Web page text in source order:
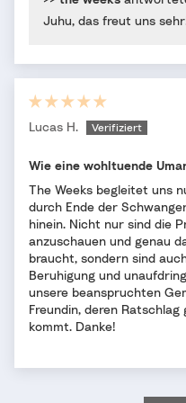
Juhu, das freut uns
Lucas H.
Wie eine wohltuende
The Weeks begleitet uns
durch Ende der
hinein. Nicht nur sind die
anzuschauen und genau
braucht, sondern sind
Beruhigung und
unsere beanspruchten
Freundin, deren
kommt. Danke!